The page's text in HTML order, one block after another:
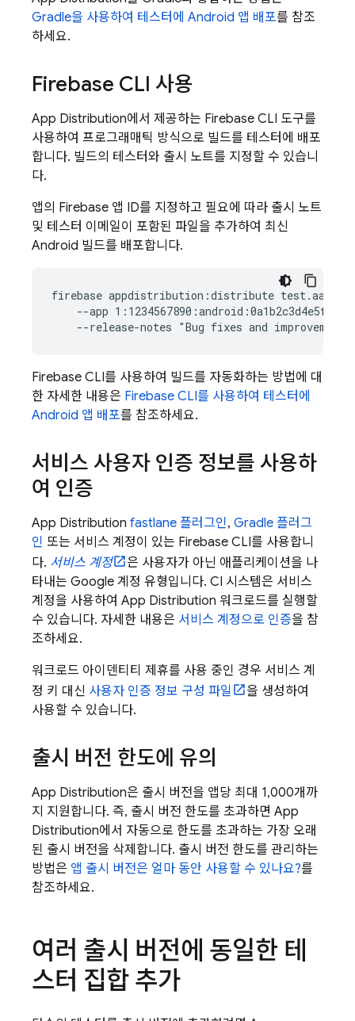
Gradle을 사용하여 테스터에 Android 앱 배포를 참조
하세요.
Firebase CLI 사용
App Distribution에서 제공하는 Firebase CLI 도구를
사용하여 프로그래매틱 방식으로 빌드를 테스터에 배포
합니다. 빌드의 테스터와 출시 노트를 지정할 수 있습니
다.
앱의 Firebase 앱 ID를 지정하고 필요에 따라 출시 노트
및 테스터 이메일이 포함된 파일을 추가하여 최신
Android 빌드를 배포합니다.
firebase appdistribution:distribute test.aab  \
--app
Firebase CLI를 사용하여 빌드를 자동화하는 방법에 대
한 자세한 내용은 Firebase CLI를 사용하여 테스터에
Android 앱 배포를 참조하세요.
서비스 사용자 인증 정보를 사용하
여 인증
App Distribution fastlane 플러그인, Gradle 플러그
인 또는 서비스 계정이 있는 Firebase CLI를 사용합니
다. 서비스 계정
은 사용자가 아닌 애플리케이션을 나
타내는 Google 계정 유형입니다. CI 시스템은 서비스
계정을 사용하여 App Distribution 워크로드를 실행할
수 있습니다. 자세한 내용은 서비스 계정으로 인증을 참
조하세요.
워크로드 아이덴티티 제휴를 사용 중인 경우 서비스 계
정 키 대신 사용자 인증 정보 구성 파일
을 생성하여
사용할 수 있습니다.
출시 버전 한도에 유의
App Distribution은 출시 버전을 앱당 최대 1,000개까
지 지원합니다. 즉, 출시 버전 한도를 초과하면 App
Distribution에서 자동으로 한도를 초과하는 가장 오래
된 출시 버전을 삭제합니다. 출시 버전 한도를 관리하는
방법은 앱 출시 버전은 얼마 동안 사용할 수 있나요?를
참조하세요.
여러 출시 버전에 동일한 테
스터 집합 추가